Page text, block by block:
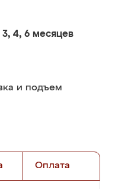
3, 4, 6 месяцев
и подъем
Оплата